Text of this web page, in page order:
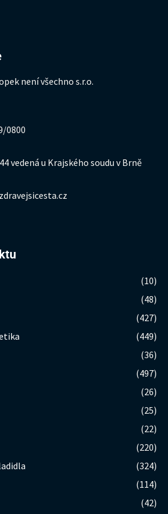
není všechno s.r.o.
0800
vedená u Krajského soudu v Brně
(10)
(48)
(427)
(449)
(36)
(497)
(26)
(25)
(22)
(220)
(324)
(114)
(42)